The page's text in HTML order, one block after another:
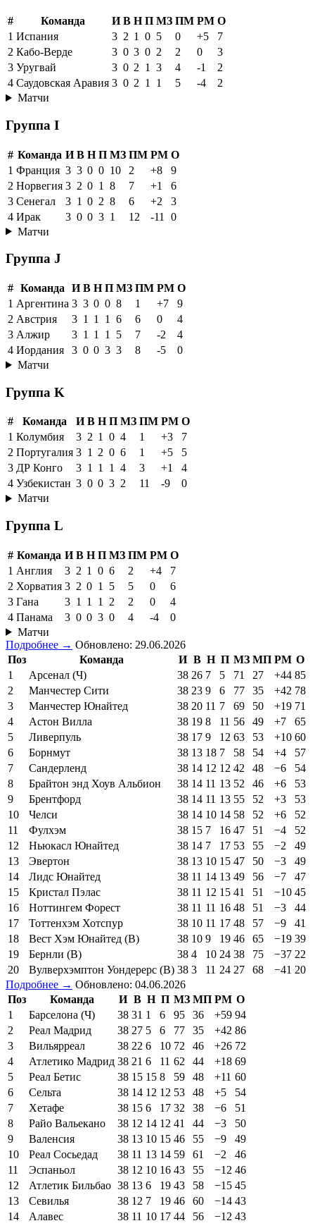
# Команда И В Н П МЗ ПМ РМ О
1 Испания 3 2 1 0 5 0 +5
7
2 Кабо-Верде 3 0 3 0 2 2 0
3
3 Уругвай 3 0 2 1 3 4 -1
2
4 Саудовская Аравия 3 0 2 1 1 5 -4
2
Матчи
Группа I
# Команда И В Н П МЗ ПМ РМ О
1 Франция 3 3 0 0 10 2 +8
9
2 Норвегия 3 2 0 1 8 7 +1
6
3 Сенегал 3 1 0 2 8 6 +2
3
4 Ирак 3 0 0 3 1 12 -11
0
Матчи
Группа J
# Команда И В Н П МЗ ПМ РМ О
1 Аргентина 3 3 0 0 8 1 +7
9
2 Австрия 3 1 1 1 6 6 0
4
3 Алжир 3 1 1 1 5 7 -2
4
4 Иордания 3 0 0 3 3 8 -5
0
Матчи
Группа K
# Команда И В Н П МЗ ПМ РМ О
1 Колумбия 3 2 1 0 4 1 +3
7
2 Португалия 3 1 2 0 6 1 +5
5
3 ДР Конго 3 1 1 1 4 3 +1
4
4 Узбекистан 3 0 0 3 2 11 -9
0
Матчи
Группа L
# Команда И В Н П МЗ ПМ РМ О
1 Англия 3 2 1 0 6 2 +4
7
2 Хорватия 3 2 0 1 5 5 0
6
3 Гана 3 1 1 1 2 2 0
4
4 Панама 3 0 0 3 0 4 -4
0
Матчи
Подробнее → Обновлено: 29.06.2026
Поз
Команда И В Н П МЗ МП РМ О
1
Арсенал (Ч) 38 26 7 5 71 27 +44 85
2
Манчестер Сити 38 23 9 6 77 35 +42 78
3
Манчестер Юнайтед 38 20 11 7 69 50 +19 71
4
Астон Вилла 38 19 8 11 56 49 +7
65
5
Ливерпуль 38 17 9 12 63 53 +10 60
6
Борнмут 38 13 18 7 58 54 +4
57
7
Сандерленд 38 14 12 12 42 48 −6
54
8
Брайтон энд Хоув Альбион 38 14 11 13 52 46 +6
53
9
Брентфорд 38 14 11 13 55 52 +3
53
10
Челси 38 14 10 14 58 52 +6
52
11
Фулхэм 38 15 7 16 47 51 −4
52
12
Ньюкасл Юнайтед 38 14 7 17 53 55 −2
49
13
Эвертон 38 13 10 15 47 50 −3
49
14
Лидс Юнайтед 38 11 14 13 49 56 −7
47
15
Кристал Пэлас 38 11 12 15 41 51 −10 45
16
Ноттингем Форест 38 11 11 16 48 51 −3
44
17
Тоттенхэм Хотспур 38 10 11 17 48 57 −9
41
18
Вест Хэм Юнайтед (В) 38 10 9 19 46 65 −19 39
19
Бернли (В) 38 4 10 24 38 75 −37 22
20
Вулверхэмптон Уондерерс (В) 38 3 11 24 27 68 −41 20
Подробнее → Обновлено: 04.06.2026
Поз
Команда И В Н П МЗ МП РМ О
1
Барселона (Ч) 38 31 1 6 95 36 +59 94
2
Реал Мадрид 38 27 5 6 77 35 +42 86
3
Вильярреал 38 22 6 10 72 46 +26 72
4
Атлетико Мадрид 38 21 6 11 62 44 +18 69
5
Реал Бетис 38 15 15 8 59 48 +11 60
6
Сельта 38 14 12 12 53 48 +5
54
7
Хетафе 38 15 6 17 32 38 −6
51
8
Райо Вальекано 38 12 14 12 41 44 −3
50
9
Валенсия 38 13 10 15 46 55 −9
49
10
Реал Сосьедад 38 11 13 14 59 61 −2
46
11
Эспаньол 38 12 10 16 43 55 −12 46
12
Атлетик Бильбао 38 13 6 19 43 58 −15 45
13
Севилья 38 12 7 19 46 60 −14 43
14
Алавес 38 11 10 17 44 56 −12 43